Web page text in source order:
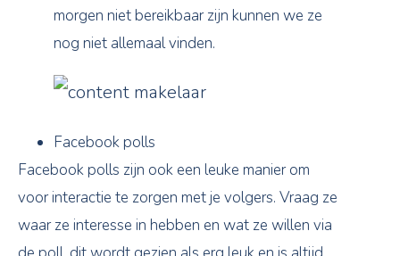
morgen niet bereikbaar zijn kunnen we ze
nog niet allemaal vinden.
Facebook polls
Facebook polls zijn ook een leuke manier om
voor interactie te zorgen met je volgers. Vraag ze
waar ze interesse in hebben en wat ze willen via